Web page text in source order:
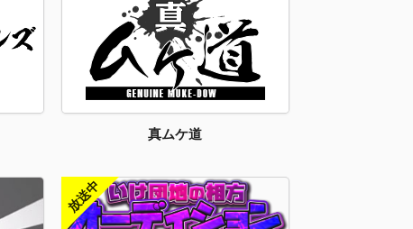
真ムケ道